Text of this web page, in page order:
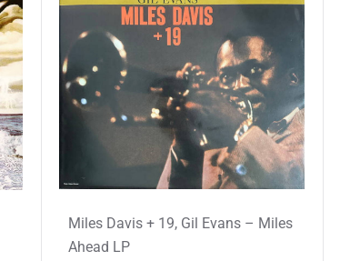
Miles Davis + 19, Gil Evans – Miles
Ahead LP